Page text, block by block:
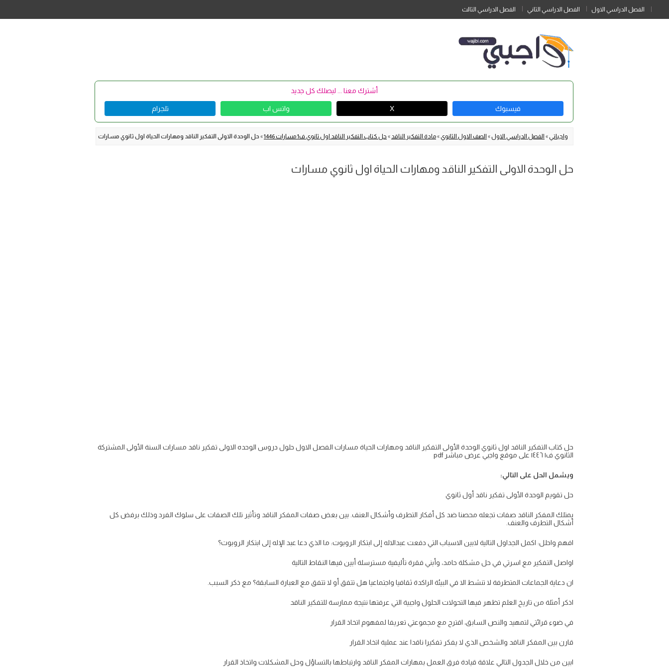
الفصل الدراسي الاول الفصل الدراسي الثاني الفصل الدراسي الثالث
أشترك معنا ... ليصلك كل جديد
فيسبوك X واتس اب تلجرام
واجباتي » الفصل الدراسي الاول» الصف الاول الثانوي »مادة التفكير الناقد » حل كتاب التفكير الناقد اول ثانوي ف1 مسارات 1446 »حل الوحدة الاولى التفكير الناقد ومهارات الحياة اول ثانوي مسارات
حل الوحدة الاولى التفكير الناقد ومهارات الحياة اول ثانوي مسارات
حل كتاب التفكير الناقد اول ثانوي الوحدة الأولى التفكير الناقد ومهارات الحياة مسارات الفصل الاول حلول دروس الوحده الاولى تفكير ناقد مسارات السنة الأولى المشتركة
الثانوي ف١ ١٤٤٦ على موقع واجبي عرض مباشر pdf
ويشمل الحل على التالي:
حل تقويم الوحدة الأولى تفكير ناقد أول ثانوي
يمتلك المفكر الناقد صفات تجعله محصنا ضد كل أفكار التطرف وأشكال العنف. بين بعض صفات المفكر الناقد وتأثير تلك الصفات على سلوك الفرد وذلك برفض كل
أشكال التطرف والعنف.
افهم واحلل: اكمل الجداول التالية لابين الاسباب التي دفعت عبدالاله إلى ابتكار الروبوت: ما الذي دعا عبد الإله إلى ابتكار الروبوت؟
اواصل التفكير مع اسرتي في حل مشكلة حامد، وأبني فقرة تأليفية مسترسلة أبين فيها النقاط التالية
ان دعاية الجماعات المتطرفة لا تنشط الا في البيئة الراكدة ثقافيا واجتماعيا هل تتفق أو لا تتفق مع العبارة السابقة؟ مع ذكر السبب.
اذكر أمثلة من تاريخ العلم تظهر فيها التحولات الحلول واجبية التي عرفتها نتيجة ممارسة للتفكير الناقد
في ضوء قرائتي لتمهيد والنص السابق، اقترح مع مجموعتي تعريفا لمفهوم اتخاذ القرار
قارن بين المفكر الناقد والشخص الذي لا يفكر تفكيرا ناقدا عند عملية اتخاذ القرار
ابين من خلال الجدول التالي علاقة قيادة فرق العمل بمهارات المفكر الناقد وارتباطها بالتساؤل وحل المشكلات واتخاذ القرار